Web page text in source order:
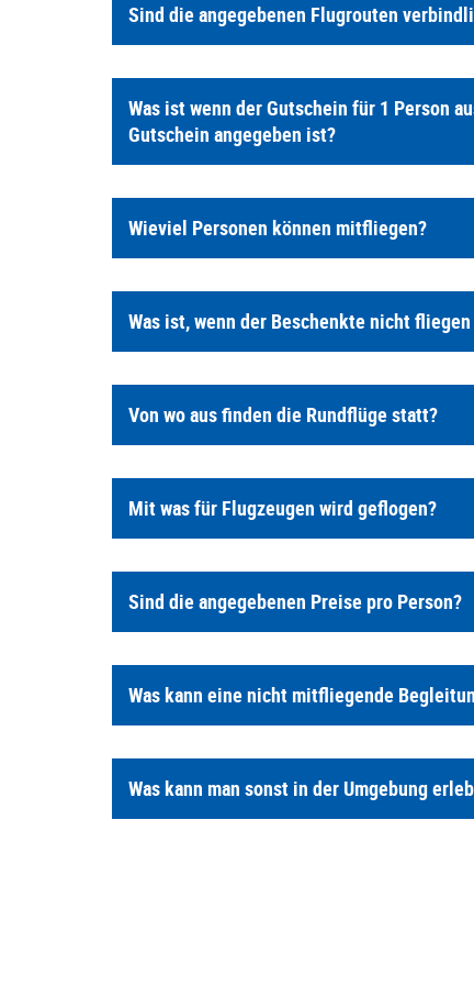
Sind die angegebenen Flugrouten
Was ist wenn der Gutschein für 1 Person
Gutschein angegeben ist?
Wieviel Personen können mitfliegen?
Was ist, wenn der Beschenkte nicht
Von wo aus finden die Rundflüge statt?
Mit was für Flugzeugen wird geflogen?
Sind die angegebenen Preise pro Person?
Was kann eine nicht mitfliegende
Was kann man sonst in der Umgebung